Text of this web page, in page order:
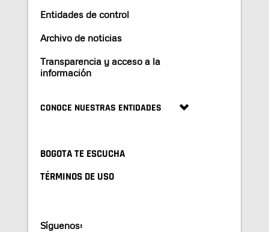
Entidades de control
Archivo de noticias
Transparencia y acceso a la
información
CONOCE NUESTRAS ENTIDADES
BOGOTA TE ESCUCHA
TÉRMINOS DE USO
Síguenos: